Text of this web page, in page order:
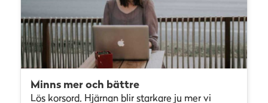
Minns mer och bättre
Lös korsord. Hjärnan blir starkare ju mer vi